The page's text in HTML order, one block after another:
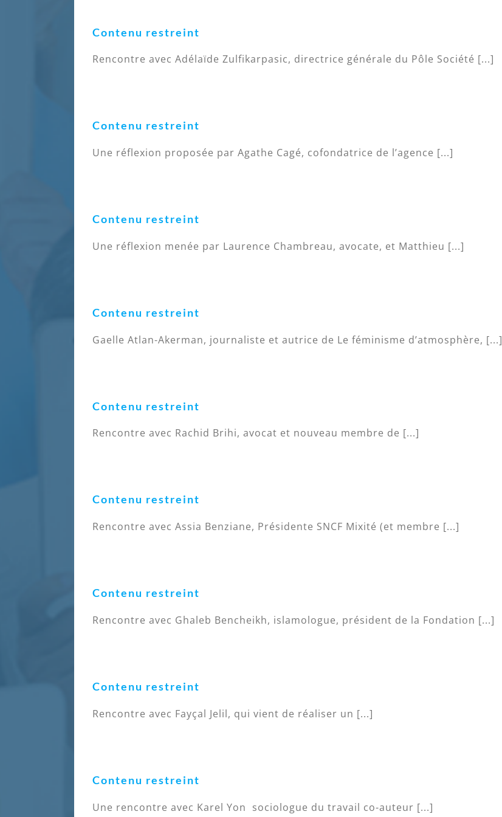
Contenu restreint
Rencontre avec Adélaïde Zulfikarpasic, directrice générale du Pôle Société [...]
Contenu restreint
Une réflexion proposée par Agathe Cagé, cofondatrice de l’agence [...]
Contenu restreint
Une réflexion menée par Laurence Chambreau, avocate, et Matthieu [...]
Contenu restreint
Gaelle Atlan-Akerman, journaliste et autrice de Le féminisme d’atmosphère, [...]
Contenu restreint
Rencontre avec Rachid Brihi, avocat et nouveau membre de [...]
Contenu restreint
Rencontre avec Assia Benziane, Présidente SNCF Mixité (et membre [...]
Contenu restreint
Rencontre avec Ghaleb Bencheikh, islamologue, président de la Fondation [...]
Contenu restreint
Rencontre avec Fayçal Jelil, qui vient de réaliser un [...]
Contenu restreint
Une rencontre avec Karel Yon sociologue du travail co-auteur [...]